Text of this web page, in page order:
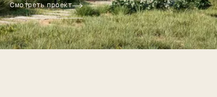
Смотреть проект